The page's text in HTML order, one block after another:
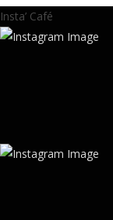
Insta’ Café